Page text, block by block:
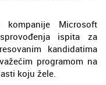
Microsoft
ispita za
kandidatima
programom na
koju žele.